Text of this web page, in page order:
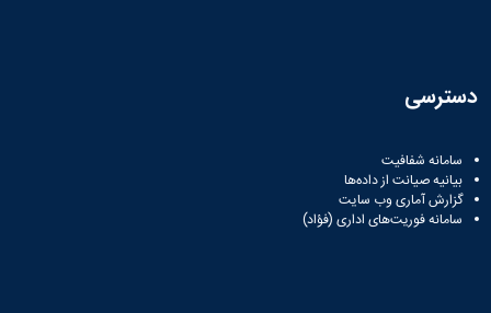
دسترسی
سامانه شفافیت
بیانیه صیانت از داده‌ها
گزارش آماری وب‌ سایت
سامانه فوریت‌های اداری (فؤاد)